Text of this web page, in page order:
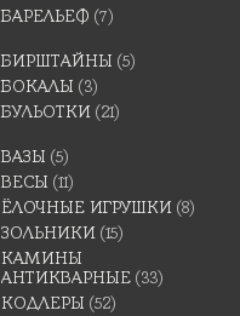
БАРЕЛЬЕФ (7)
БИРШТАЙНЫ (5)
БОКАЛЫ (3)
БУЛЬОТКИ (21)
ВАЗЫ (5)
ВЕСЫ (11)
ЁЛОЧНЫЕ ИГРУШКИ (8)
ЗОЛЬНИКИ (15)
КАМИНЫ
АНТИКВАРНЫЕ (33)
КОДЛЕРЫ (52)